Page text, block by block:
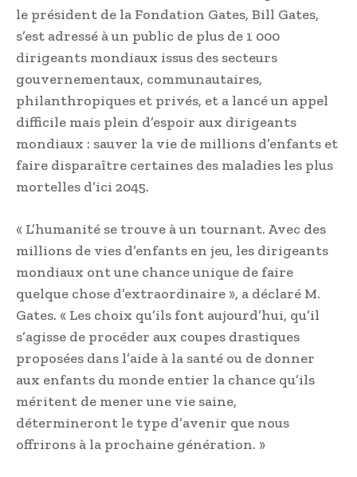
le président de la Fondation Gates, Bill Gates,
s’est adressé à un public de plus de 1 000
dirigeants mondiaux issus des secteurs
gouvernementaux, communautaires,
philanthropiques et privés, et a lancé un appel
difficile mais plein d’espoir aux dirigeants
mondiaux : sauver la vie de millions d’enfants et
faire disparaître certaines des maladies les plus
mortelles d’ici 2045.
« L’humanité se trouve à un tournant. Avec des
millions de vies d’enfants en jeu, les dirigeants
mondiaux ont une chance unique de faire
quelque chose d’extraordinaire », a déclaré M.
Gates. « Les choix qu’ils font aujourd’hui, qu’il
s’agisse de procéder aux coupes drastiques
proposées dans l’aide à la santé ou de donner
aux enfants du monde entier la chance qu’ils
méritent de mener une vie saine,
détermineront le type d’avenir que nous
offrirons à la prochaine génération. »